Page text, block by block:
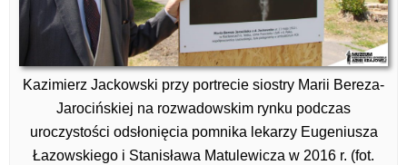
Kazimierz Jackowski przy portrecie siostry Marii Bereza-
Jarocińskiej na rozwadowskim rynku podczas
uroczystości odsłonięcia pomnika lekarzy Eugeniusza
Łazowskiego i Stanisława Matulewicza w 2016 r. (fot.